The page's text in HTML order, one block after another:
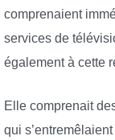
comprenaient
services de
également à cette
Elle comprenait
qui